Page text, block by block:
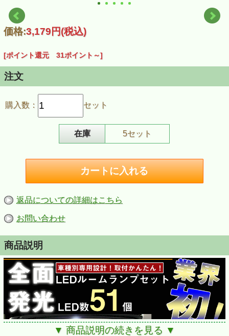
価格:3,179円(税込)
[ポイント還元 31ポイント～]
注文
購入数： セット
在庫 5セット
返品についての詳細はこちら
お問い合わせ
商品説明
▼ 商品説明の続きを見る ▼